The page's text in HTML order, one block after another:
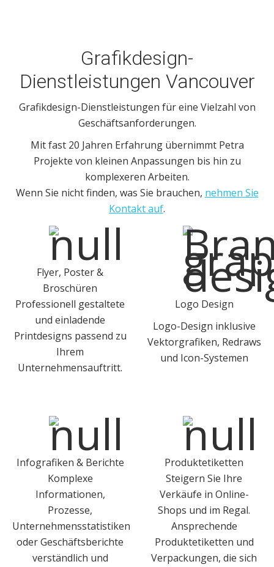
Grafikdesign-
Dienstleistungen Vancouver
Grafikdesign-Dienstleistungen für eine Vielzahl von
Geschäftsanforderungen.
Mit fast 20 Jahren Erfahrung übernimmt Petra
Projekte von kleinen Anpassungen bis hin zu
komplexeren Arbeiten.
Wenn Sie nicht finden, was Sie brauchen, nehmen Sie
Kontakt auf.
Flyer, Poster &
Broschüren
Professionell gestaltete
und einladende
Printdesigns passend zu
Ihrem
Unternehmensauftritt.
Logo Design
Logo-Design inklusive
Vektorgrafiken, Redraws
und Icon-Systemen
Infografiken & Berichte
Komplexe
Informationen,
Prozesse,
Unternehmensstatistiken
oder Geschäftsberichte
verständlich und
Produktetiketten
Steigern Sie Ihre
Verkäufe in Online-
Shops und im Regal.
Ansprechende
Produktetiketten und
Verpackungen, die sich